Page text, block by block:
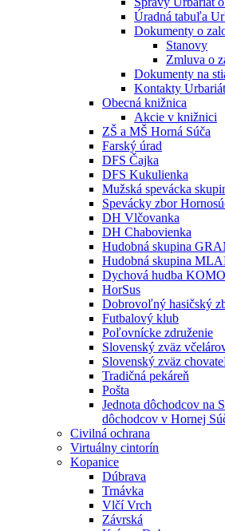
Úradná tabuľa
Dokumenty o
Stanovy
Zmluva o
Dokumenty na
Kontakty
Obecná knižnica
Akcie v knižnici
ZŠ a MŠ Horná Súča
Farský úrad
DFS Čajka
DFS Kukulienka
Mužská spevácka
Spevácky zbor
DH Vlčovanka
DH Chabovienka
Hudobná skupina
Hudobná skupina
Dychová hudba
HorSus
Dobrovoľný hasičský
Futbalový klub
Poľovnícke združenie
Slovenský zväz
Slovenský zväz
Tradičná pekáreň
Pošta
Jednota dôchodcov na
dôchodcov v Hornej
Civilná ochrana
Virtuálny cintorín
Kopanice
Dúbrava
Trnávka
Vlčí Vrch
Závrská